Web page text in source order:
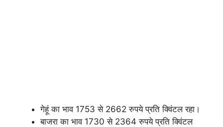
गेहूं का भाव 1753 से 2662 रुपये प्रति क्विंटल रहा।
बाजरा का भाव 1730 से 2364 रुपये प्रति क्विंटल